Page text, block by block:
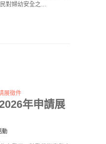
對婦幼安全之…
年申請展
動